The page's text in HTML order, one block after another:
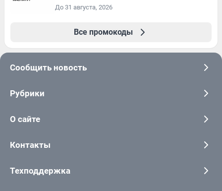
До 31 августа, 2026
Все промокоды
Сообщить новость
Рубрики
О сайте
Контакты
Техподдержка